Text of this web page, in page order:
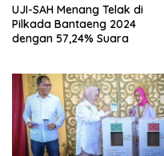
UJI-SAH Menang Telak di
Pilkada Bantaeng 2024
dengan 57,24% Suara